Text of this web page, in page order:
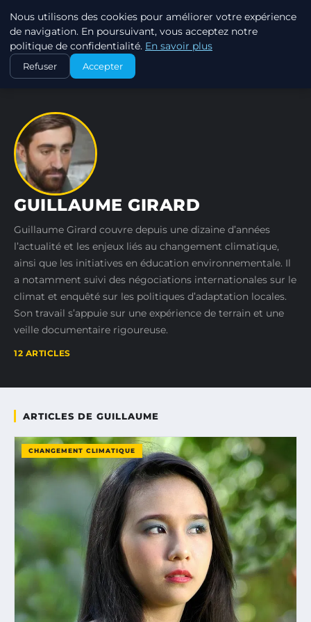
EXXON CLIMATE FOOTPRINT
ACCUEIL AUTEURS GUILLAUME GIRARD
GUILLAUME GIRARD
Guillaume Girard couvre depuis une dizaine d’années
l’actualité et les enjeux liés au changement climatique,
ainsi que les initiatives en éducation environnementale. Il
a notamment suivi des négociations internationales sur le
climat et enquêté sur les politiques d’adaptation locales.
Son travail s’appuie sur une expérience de terrain et une
veille documentaire rigoureuse.
12 ARTICLES
ARTICLES DE GUILLAUME
CHANGEMENT CLIMATIQUE
Nous utilisons des cookies pour améliorer votre expérience
de navigation. En poursuivant, vous acceptez notre
politique de confidentialité. En savoir plus
Refuser Accepter